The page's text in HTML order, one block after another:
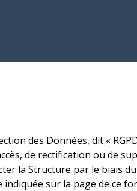
des Données, dit «
de rectification ou de
la Structure par le biais
sur la page de ce